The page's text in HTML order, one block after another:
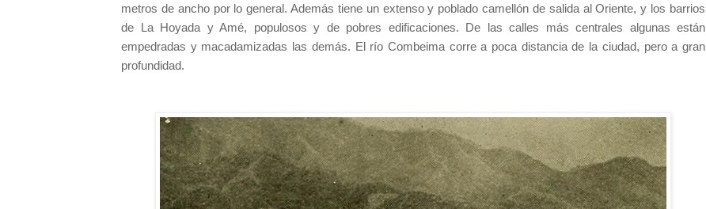
metros de ancho por lo general. Además tiene un extenso y poblado camellón de salida al Oriente, y los barrios
de La Hoyada y Amé, populosos y de pobres edificaciones. De las calles más centrales algunas están
empedradas y macadamizadas las demás. El río Combeima corre a poca distancia de la ciudad, pero a gran
profundidad.